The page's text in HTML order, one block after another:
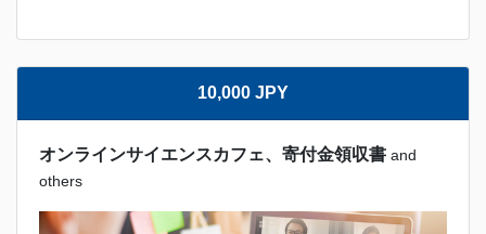
10,000 JPY
オンラインサイエンスカフェ、寄付金領収書 and
others